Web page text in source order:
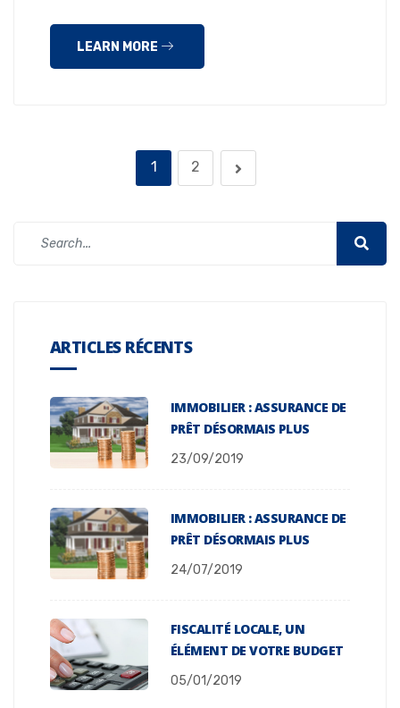
LEARN MORE
1 2
ARTICLES RÉCENTS
IMMOBILIER : ASSURANCE DE
PRÊT DÉSORMAIS PLUS
23/09/2019
IMMOBILIER : ASSURANCE DE
PRÊT DÉSORMAIS PLUS
24/07/2019
FISCALITÉ LOCALE, UN
ÉLÉMENT DE VOTRE BUDGET
05/01/2019